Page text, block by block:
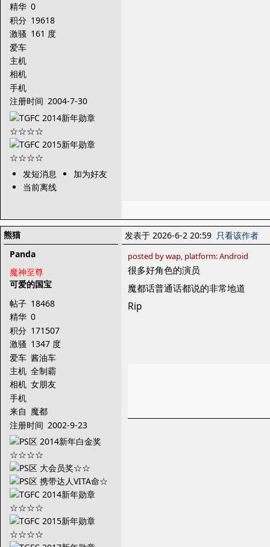
精华 0
积分 19618
激骚 161 度
爱车
主机
相机
手机
注册时间 2004-7-30
发短消息
加为好友
当前离线
熊猫
Panda
魔神至尊
可爱的国宝
帖子 18468
精华 0
积分 171507
激骚 1347 度
爱车 酱油车
主机 全制霸
相机 女朋友
手机
来自 魔都
注册时间 2002-9-23
发表于 2026-6-2 20:59 只看该作者
posted by wap, platform: Android
很多好角色的演员
魔都话普通话都说的非常地道
Rip